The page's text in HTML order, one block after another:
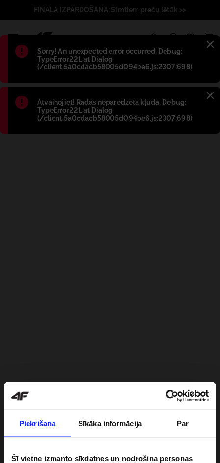
Piekrišana Sīkāka informācija Par
Šī vietne izmanto sīkdatnes un nodrošina personas
Błąd:
Sorry! An unexpected error occurred. Debug:
TypeError22L at Dialog
(/client.5a0cdacb58005d094be6.js:2307:698)
Błąd:
Atvainojiet! Radās neparedzēta kļūda. Debug:
TypeError22L at Dialog
(/client.5a0cdacb58005d094be6.js:2307:698)
FINĀLA IZPĀRDOŠANA: Simtiem preču lētāk >>